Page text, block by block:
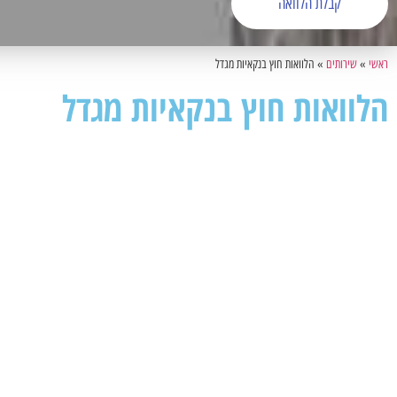
ראשי »שירותים » הלוואות חוץ בנקאיות מגדל
הלוואות חוץ בנקאיות מגדל